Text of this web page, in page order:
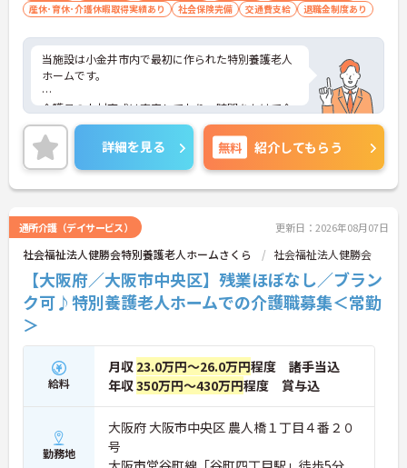
産休･育休･介護休暇取得実績あり
社会保険完備 交通費支給 退職金制度あり
当施設は小金井市内で最初に作られた特別養護老人
ホームです。
介護員の人材育成は充実しており、時間をかけて介
護技術を一から教える体制があり、特養が初めての
方も安心して働けます。
ご興味のある方には、面接対策ポイントなど、さら
に詳細をお話しいたしますので、お気軽にご相談く
詳細を見る 無料 紹介してもらう
通所介護（デイサービス） 更新日：2026年08月07日
社会福祉法人健勝会特別養護老人ホームさくら 社会福祉法人健勝会
【大阪府／大阪市中央区】残業ほぼなし／ブラン
ク可♪特別養護老人ホームでの介護職募集＜常勤
＞
給料
月収 23.0万円～26.0万円程度 諸手当込
年収350万円～430万円程度 賞与込
勤務地
大阪府 大阪市中央区 農人橋１丁目４番２０
号